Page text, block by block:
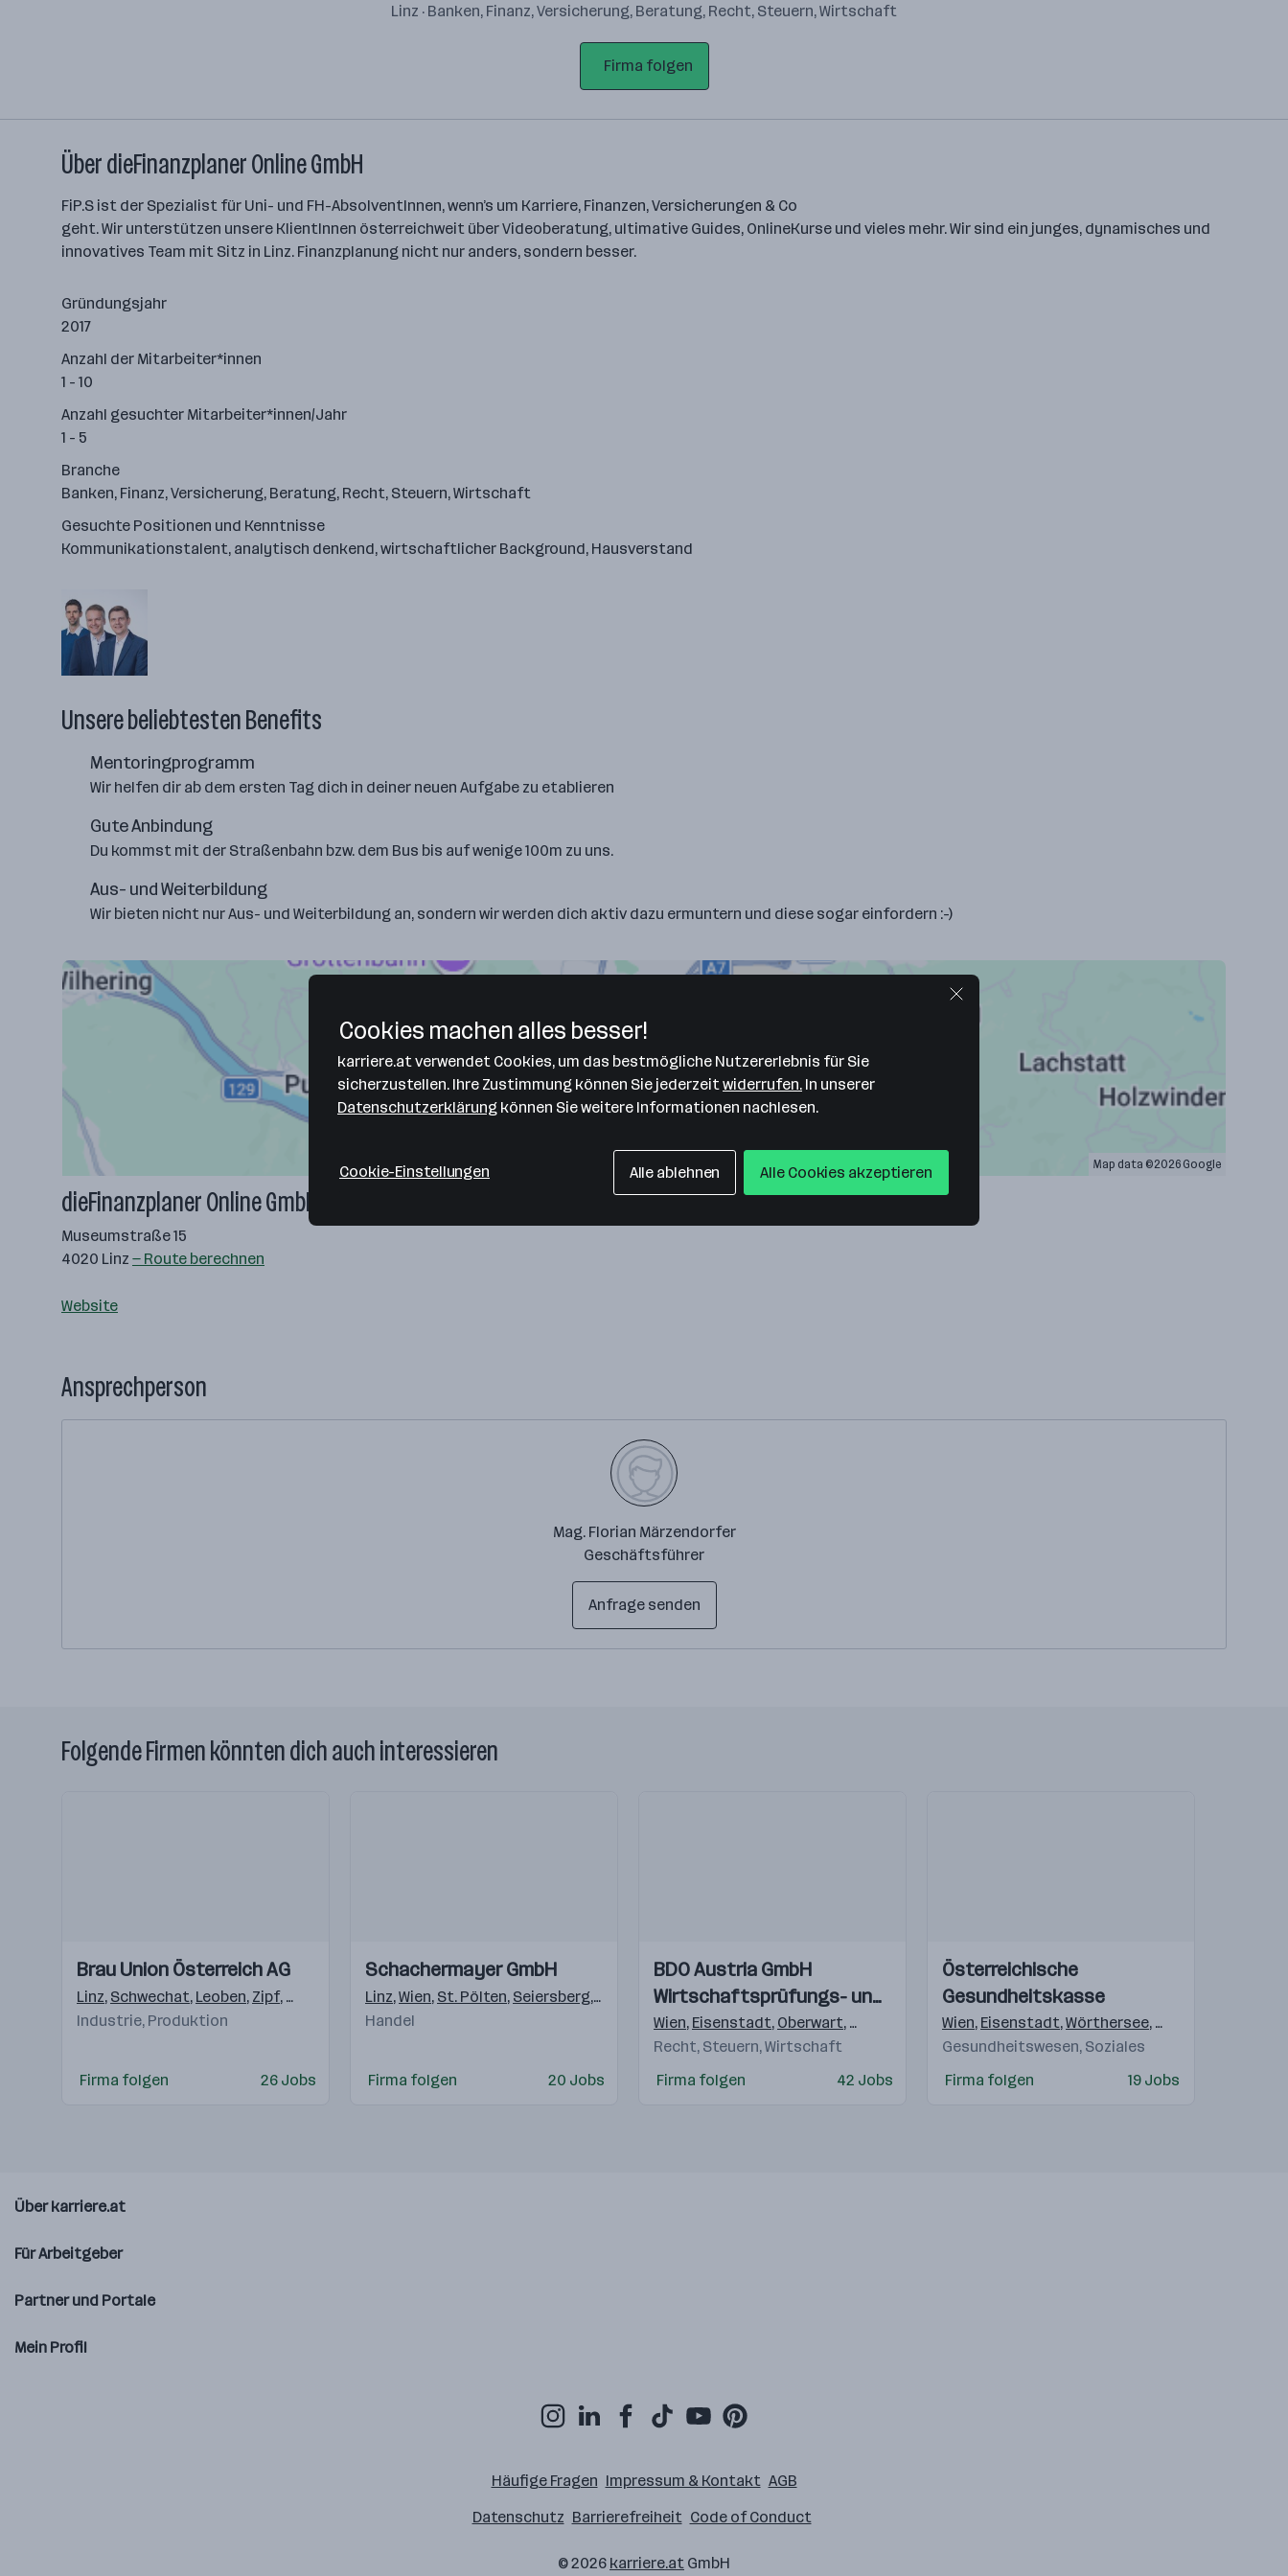
Linz · Banken, Finanz, Versicherung, Beratung, Recht, Steuern, Wirtschaft
Firma folgen
Über dieFinanzplaner Online GmbH
FiP.S ist der Spezialist für Uni- und FH-AbsolventInnen, wenn’s um Karriere, Finanzen, Versicherungen & Co
geht. Wir unterstützen unsere KlientInnen österreichweit über Videoberatung, ultimative Guides, OnlineKurse und vieles mehr. Wir sind ein junges, dynamisches und
innovatives Team mit Sitz in Linz. Finanzplanung nicht nur anders, sondern besser.
Gründungsjahr
2017
Anzahl der Mitarbeiter*innen
1 - 10
Anzahl gesuchter Mitarbeiter*innen/Jahr
1 - 5
Branche
Banken, Finanz, Versicherung, Beratung, Recht, Steuern, Wirtschaft
Gesuchte Positionen und Kenntnisse
Kommunikationstalent, analytisch denkend, wirtschaftlicher Background, Hausverstand
Unsere beliebtesten Benefits
Mentoringprogramm
Wir helfen dir ab dem ersten Tag dich in deiner neuen Aufgabe zu etablieren
Gute Anbindung
Du kommst mit der Straßenbahn bzw. dem Bus bis auf wenige 100m zu uns.
Aus- und Weiterbildung
Wir bieten nicht nur Aus- und Weiterbildung an, sondern wir werden dich aktiv dazu ermuntern und diese sogar einfordern :-)
Map data ©2026 Google
dieFinanzplaner Online GmbH
Museumstraße 15
4020 Linz — Route berechnen
Website
Ansprechperson
Mag. Florian Märzendorfer
Geschäftsführer
Anfrage senden
Folgende Firmen könnten dich auch interessieren
Videos
Einblicke
Einblicke
Brau Union Österreich AG
Linz, Schwechat, Leoben, Zipf, Graz ,Schladming, Hallein,Lienz,Villach Bludenz,Wundschuh,Ried im Traunkreis
Industrie, Produktion
Firma folgen 26 Jobs
Videos
Einblicke
Einblicke
Schachermayer GmbH
Linz,Wien, St. Pölten, Seiersberg,Villach Innsbruck,Siezenheim,Rankweil
Handel
Firma folgen 20 Jobs
Videos
Einblicke
Einblicke
BDO Austria GmbH
Wirtschaftsprüfungs- und
Steuerberatungsgesellschaft
Wien, Eisenstadt, Oberwart, Klagenfurt Wolfsberg,Bruck an der Leitha, Linz
Recht, Steuern, Wirtschaft
Firma folgen
42 Jobs
Videos
Einblicke
Einblicke
Österreichische
Gesundheitskasse
Wien, Eisenstadt,Wörthersee, Pölten
Gesundheitswesen, Soziales
Firma folgen
19 Jobs
Über karriere.at
Für Arbeitgeber
Partner und Portale
Mein Profil
Häufige Fragen Impressum & Kontakt AGB
Datenschutz Barrierefreiheit Code of Conduct
© 2026 karriere.at GmbH
Cookies machen alles besser!
karriere.at verwendet Cookies, um das bestmögliche Nutzererlebnis für Sie
sicherzustellen. Ihre Zustimmung können Sie jederzeitwiderrufen. In unserer
Datenschutzerklärung können Sie weitere Informationen nachlesen.
Cookie-Einstellungen Alle ablehnen Alle Cookies akzeptieren